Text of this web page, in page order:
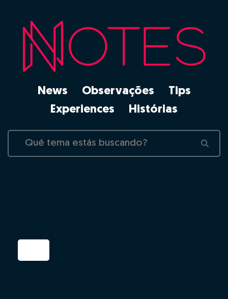
News Observações
Tips
Experiences
Histórias